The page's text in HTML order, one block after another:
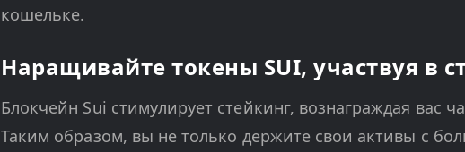
кошельке.
Наращивайте токены SUI, участвуя в
Блокчейн Sui стимулирует стейкинг, вознаграждая вас
Таким образом, вы не только держите свои активы с